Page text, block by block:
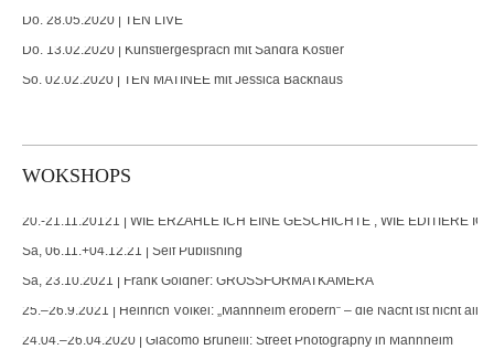
Do. 28.05.2020 | TEN LIVE
Do. 13.02.2020 | Künstlergespräch mit Sandra Köstler
So. 02.02.2020 | TEN MATINÉE mit Jessica Backhaus
WOKSHOPS
20.-21.11.20121 | WIE ERZÄHLE ICH EINE GESCHICHTE , WIE EDITIERE
Sa, 06.11.+04.12.21 | Self Publishing
Sa, 23.10.2021 | Frank Göldner: GROSSFORMATKAMERA
25.–26.9.2021 | Heinrich Völkel: „Mannheim erobern“ – die Nacht ist nicht
24.04.–26.04.2020 | Giacomo Brunelli: Street Photography in Mannheim